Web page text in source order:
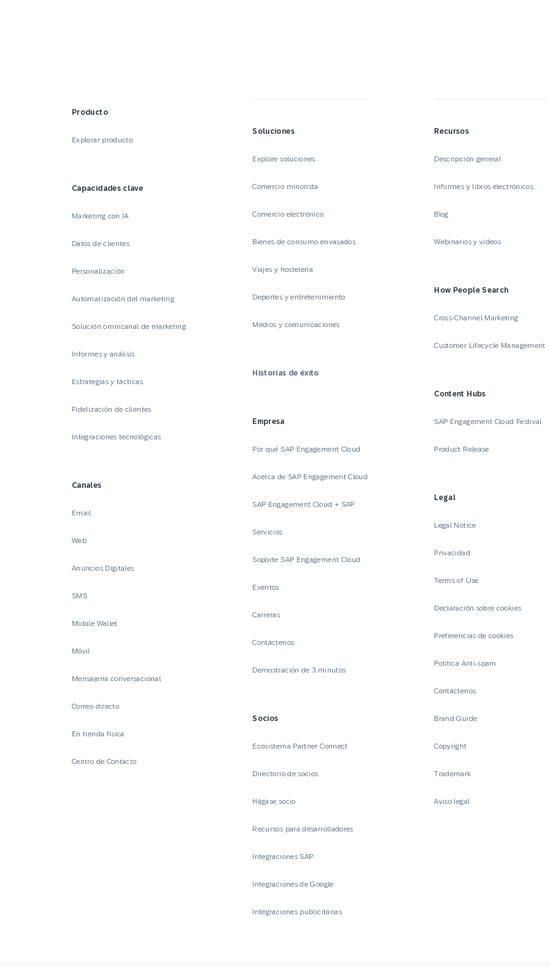
Producto
Explorar producto
Capacidades clave
Marketing con IA
Datos de clientes
Personalización
Automatización del marketing
Solución omnicanal de marketing
Informes y análisis
Estrategias y tácticas
Fidelización de clientes
Integraciones tecnológicas
Canales
Email
Web
Anuncios Digitales
SMS
Mobile Wallet
Móvil
Mensajería conversacional
Correo directo
En tienda física
Centro de Contacto
Soluciones
Explore soluciones
Comercio minorista
Comercio electrónico
Bienes de consumo envasados
Viajes y hostelería
Deportes y entretenimiento
Medios y comunicaciones
Historias de éxito
Empresa
Por qué SAP Engagement Cloud
Acerca de SAP Engagement Cloud
SAP Engagement Cloud + SAP
Servicios
Soporte SAP Engagement Cloud
Eventos
Carreras
Contáctenos
Demostración de 3 minutos
Socios
Ecosistema Partner Connect
Directorio de socios
Hágase socio
Recursos para desarrolladores
Integraciones SAP
Integraciones de Google
Integraciones publicitarias
Recursos
Descripción general
Informes y libros electrónicos
Blog
Webinarios y videos
How People Search
Cross-Channel Marketing
Customer Lifecycle Management
Content Hubs
SAP Engagement Cloud Festival
Product Release
Legal
Legal Notice
Privacidad
Terms of Use
Declaración sobre cookies
Preferencias de cookies
Política Anti-spam
Contáctenos
Brand Guide
Copyright
Trademark
Aviso legal